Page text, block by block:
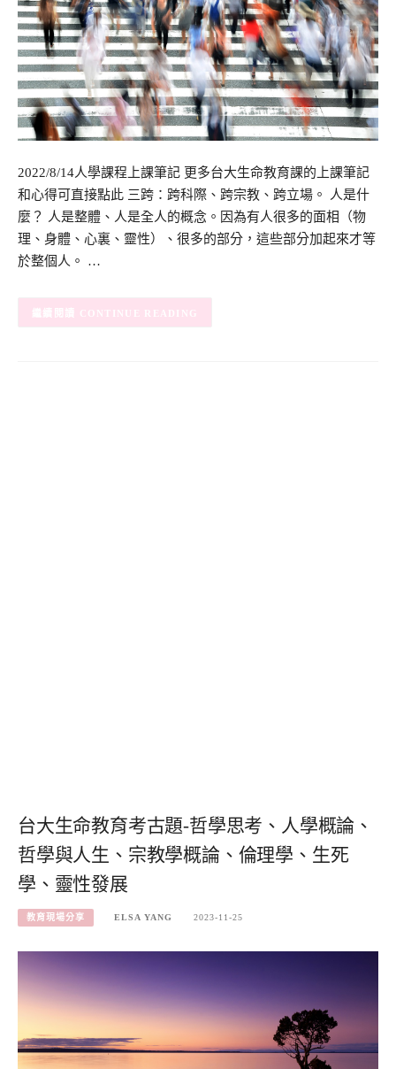
2022/8/14人學課程上課筆記 更多台大生命教育課的上課筆記
和心得可直接點此 三跨：跨科際、跨宗教、跨立場。 人是什
麼？ 人是整體、人是全人的概念。因為有人很多的面相（物
理、身體、心裏、靈性）、很多的部分，這些部分加起來才等
於整個人。 …
CONTINUE READING
台大生命教育考古題-哲學思考、人學概論、
哲學與人生、宗教學概論、倫理學、生死
學、靈性發展
教育現場分享 ELSA YANG 2023-11-25